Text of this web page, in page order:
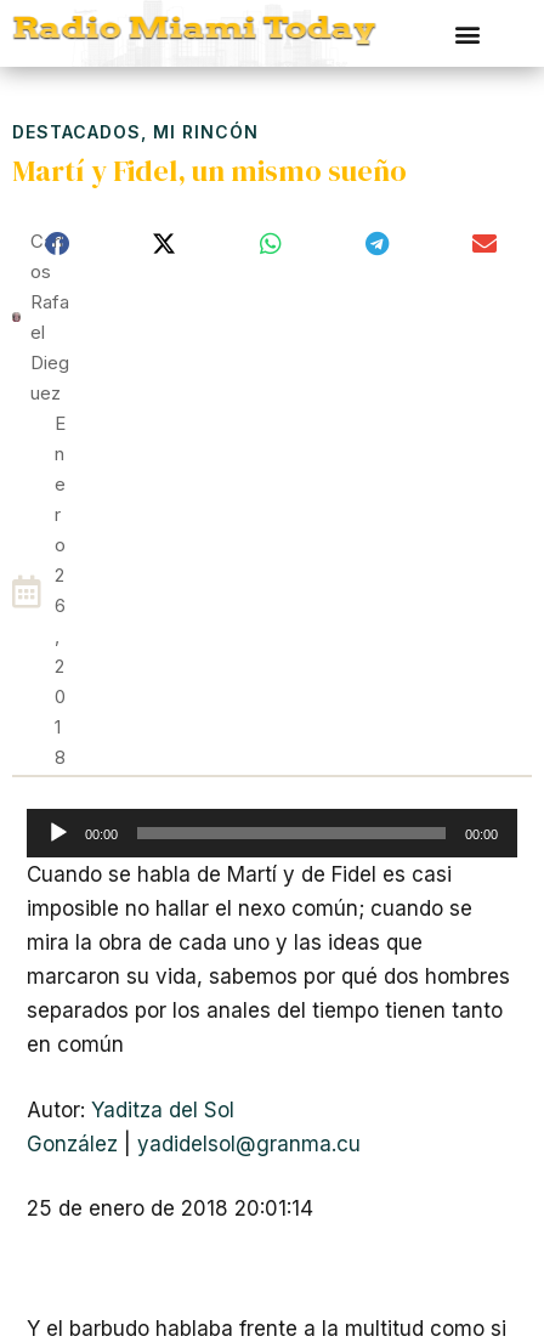
DESTACADOS MI RINCÓN
Martí y Fidel, un mismo sueño
Carl
Os
Rafa
El
Dieg
Uez
E
N
E
R
O
2
6
,
2
0
1
8
Reproductor
de
00:00 00:00
Cuando se habla de Martí y de Fidel es casi
imposible no hallar el nexo común; cuando se
mira la obra de cada uno y las ideas que
marcaron su vida, sabemos por qué dos hombres
separados por los anales del tiempo tienen tanto
en común
Autor: Yaditza del Sol
González
yadidelsol@granma.cu
25 de enero de 2018 20:01:14
Y el barbudo hablaba frente a la multitud como si